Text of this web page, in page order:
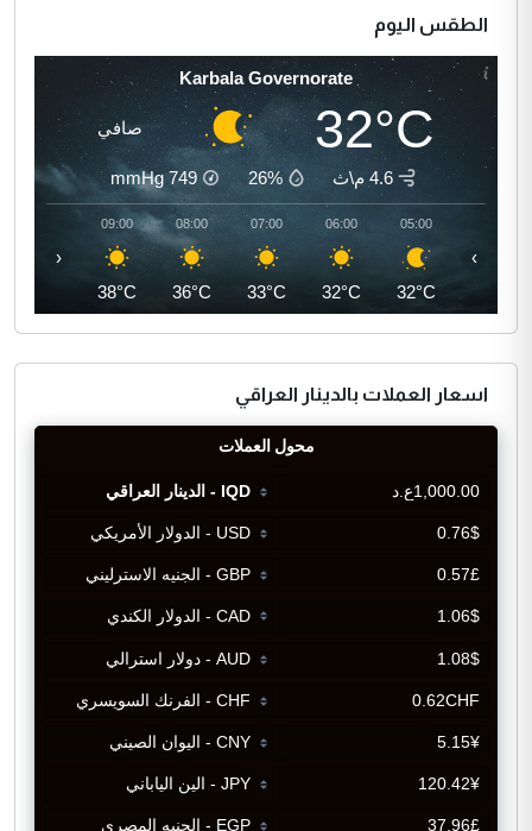
الطقس اليوم
Karbala Governorate
32°C صافي
4.6 م\ث 26%
749
mmHg
05:00
32°C
06:00
32°C
07:00
33°C
08:00
36°C
09:00
38°C
‹ ›
اسعار العملات بالدينار العراقي